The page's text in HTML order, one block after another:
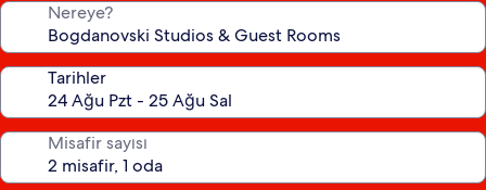
Nereye?
Tarihler
Misafir sayısı